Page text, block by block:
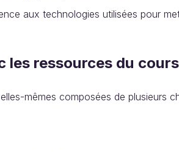
aux technologies utilisées pour
les ressources du cours
mêmes composées de plusieurs